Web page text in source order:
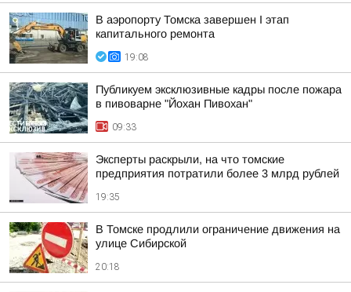
В аэропорту Томска завершен I этап
капитального ремонта
19:08
Публикуем эксклюзивные кадры после пожара
в пивоварне "Йохан Пивохан"
09:33
Эксперты раскрыли, на что томские
предприятия потратили более 3 млрд рублей
19:35
В Томске продлили ограничение движения на
улице Сибирской
20:18